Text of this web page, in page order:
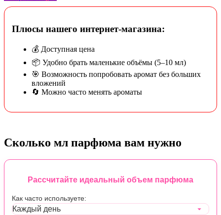
Плюсы нашего интернет-магазина:
💰 Доступная цена
📦 Удобно брать маленькие объёмы (5–10 мл)
🎯 Возможность попробовать аромат без больших
вложений
🔄 Можно часто менять ароматы
Сколько мл парфюма вам нужно
Рассчитайте идеальный объем парфюма
Как часто используете: